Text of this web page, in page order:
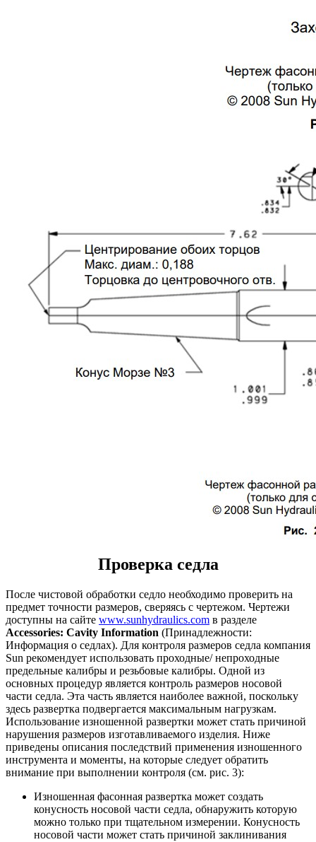
Проверка седла
После чистовой обработки седло необходимо проверить на
предмет точности размеров, сверяясь с чертежом. Чертежи
доступны на сайте www.sunhydraulics.com в разделе
Accessories: Cavity Information (Принадлежности:
Информация о седлах). Для контроля размеров седла компания
Sun рекомендует использовать проходные/ непроходные
предельные калибры и резьбовые калибры. Одной из
основных процедур является контроль размеров носовой
части седла. Эта часть является наиболее важной, поскольку
здесь развертка подвергается максимальным нагрузкам.
Использование изношенной развертки может стать причиной
нарушения размеров изготавливаемого изделия. Ниже
приведены описания последствий применения изношенного
инструмента и моменты, на которые следует обратить
внимание при выполнении контроля (см. рис. 3):
Изношенная фасонная развертка может создать
конусность носовой части седла, обнаружить которую
можно только при тщательном измерении. Конусность
носовой части может стать причиной заклинивания